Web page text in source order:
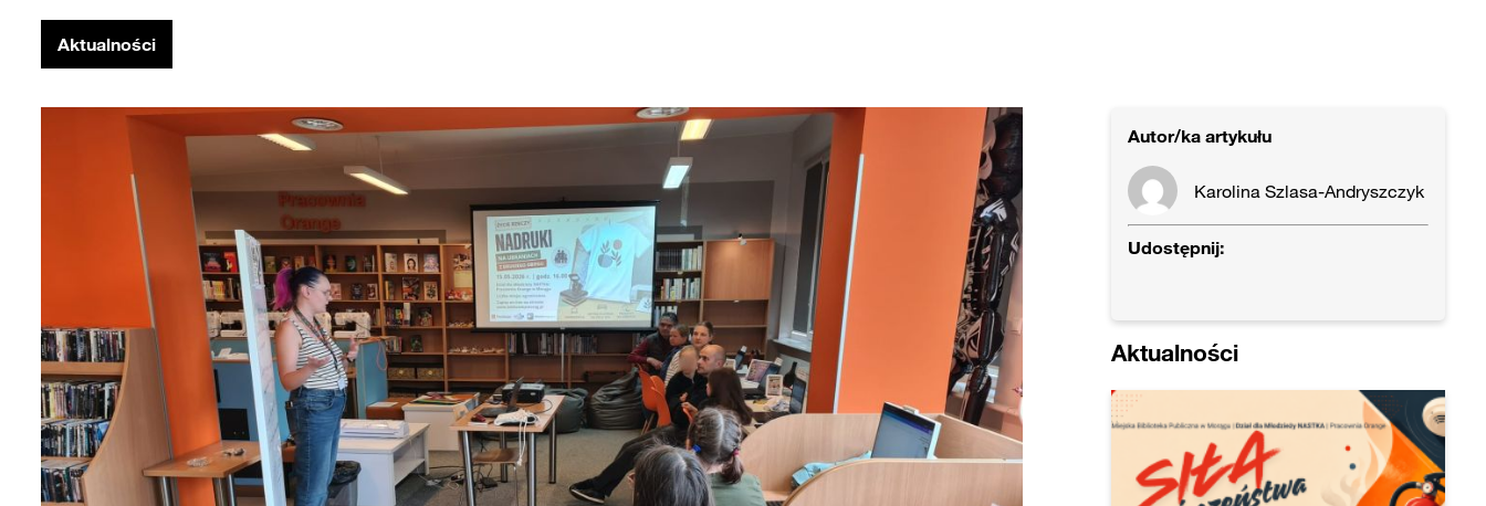
Aktualności
Autor/ka artykułu
Karolina Szlasa-Andryszczyk
Udostępnij:
Aktualności